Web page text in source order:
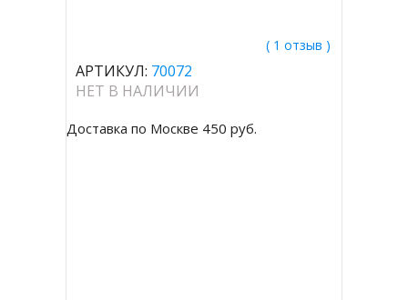
( 1 отзыв )
АРТИКУЛ: 70072
НЕТ В НАЛИЧИИ
Доставка по Москве 450 руб.